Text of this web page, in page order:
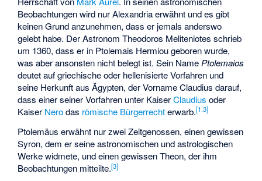
Beobachtungen wird nur Alexandria erwähnt und es gibt
keinen Grund anzunehmen, dass er jemals anderswo
gelebt habe. Der AstronomTheodoros Meliteniotes schrieb
um 1360, dass er in Ptolemais Hermiou geboren wurde,
was aber ansonsten nicht belegt ist. Sein Name Ptolemaios
deutet auf griechische oder hellenisierte Vorfahren und
seine Herkunft aus Ägypten, der Vorname Claudius darauf,
dass einer seiner Vorfahren unter KaiserClaudius oder
Kaiser Nerodas römische Bürgerrechterwarb.[1.3]
Ptolemäus erwähnt nur zwei Zeitgenossen, einen gewissen
Syron, dem er seine astronomischen und astrologischen
Werke widmete, und einen gewissen Theon, der ihm
Beobachtungen mitteilte.[3]